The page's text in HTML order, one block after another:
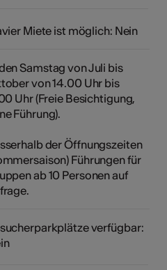
Miete ist möglich: Nein
Samstag von Juli bis
von 14.00 Uhr bis
Uhr (Freie Besichtigung,
Führung).
der Öffnungszeiten
Führungen für
ab 10 Personen auf
verfügbar: